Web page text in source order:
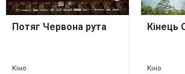
Потяг Червона рута
Кіно
Кінець
Кіно